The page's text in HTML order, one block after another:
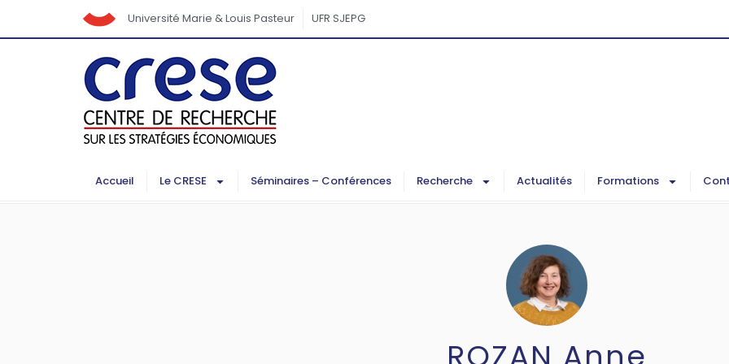
Université Marie & Louis Pasteur UFR SJEPG
Accueil Le CRESE Séminaires – Conférences Recherche Actualités Formations